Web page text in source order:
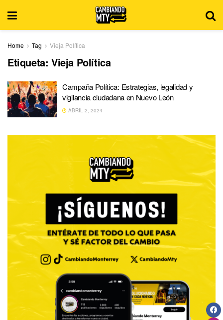
Home Tag Vieja Política
Etiqueta: Vieja Política
Campaña Política: Estrategias, legalidad y
vigilancia ciudadana en Nuevo León
ABRIL 2, 2024